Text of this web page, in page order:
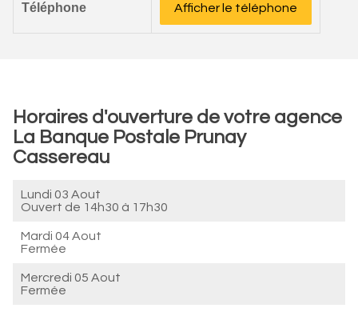
Téléphone Afficher le téléphone
Horaires d'ouverture de votre agence
La Banque Postale Prunay
Cassereau
Lundi 03 Aout
Ouvert de 14h30 à 17h30
Mardi 04 Aout
Fermée
Mercredi 05 Aout
Fermée